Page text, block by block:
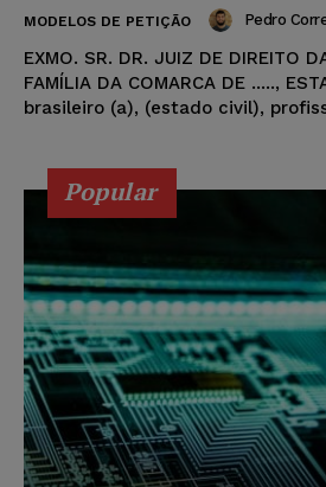
MODELOS DE PETIÇÃO Pedro
EXMO. SR. DR. JUIZ DE DIREITO
FAMÍLIA DA COMARCA DE .....,
brasileiro (a), (estado civil),
Popular